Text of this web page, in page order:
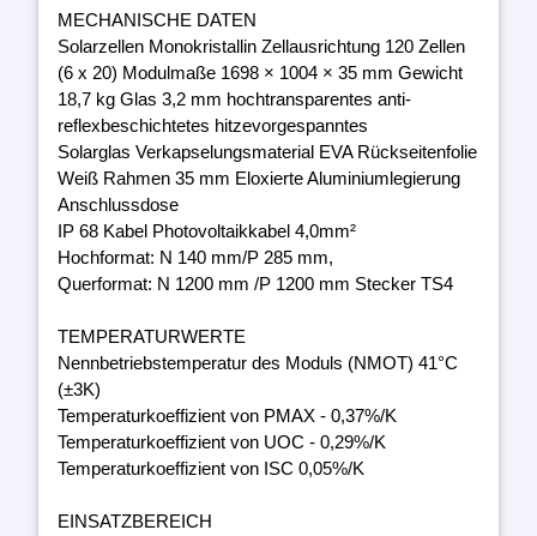
MECHANISCHE DATEN
Solarzellen Monokristallin Zellausrichtung 120 Zellen
(6 x 20) Modulmaße 1698 × 1004 × 35 mm Gewicht
18,7 kg Glas 3,2 mm hochtransparentes anti-
reflexbeschichtetes hitzevorgespanntes
Solarglas Verkapselungsmaterial EVA Rückseitenfolie
Weiß Rahmen 35 mm Eloxierte Aluminiumlegierung
Anschlussdose
IP 68 Kabel Photovoltaikkabel 4,0mm²
Hochformat: N 140 mm/P 285 mm,
Querformat: N 1200 mm /P 1200 mm Stecker TS4
TEMPERATURWERTE
Nennbetriebstemperatur des Moduls (NMOT) 41°C
(±3K)
Temperaturkoeffizient von PMAX - 0,37%/K
Temperaturkoeffizient von UOC - 0,29%/K
Temperaturkoeffizient von ISC 0,05%/K
EINSATZBEREICH